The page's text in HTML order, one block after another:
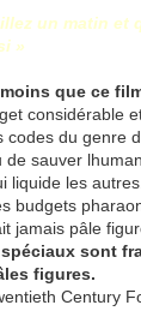
un matin et
»
moins que ce
considérable
du genre
de sauver
liquide les
budgets
jamais pâle
sont
figures.